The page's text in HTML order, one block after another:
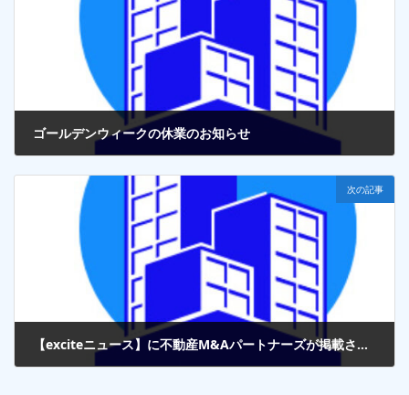
ゴールデンウィークの休業のお知らせ
次の記事
【exciteニュース】に不動産M&Aパートナーズが掲載されました。